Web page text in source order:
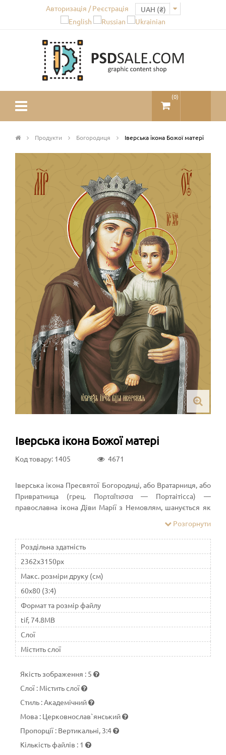
Авторизація / Реєстрація
(0)
Продукти Богородиця Іверська ікона Божої матері
Іверська ікона Божої матері
Код товару: 1405 4671
Іверська ікона Пресвятої Богородиці, або Вратарниця, або
Привратница (грец. Πορταΐτισσα — Портаітісса) —
православна ікона Діви Марії з Немовлям, шанується як
Оригінал знаходиться в Іверському монастирі на Афоні, в
Греції.
Розгорнути
Роздільна здатність
2362x3150px
Макс. розміри друку (см)
60x80 (3:4)
Формат та розмір файлу
tif, 74.8MB
Слої
Містить слої
Якість зображення : 5
Слої : Містить слої
Стиль :Академічний
Мова : Церковнослав`янський
Пропорції : Вертикальні, 3:4
Кількість файлів : 1